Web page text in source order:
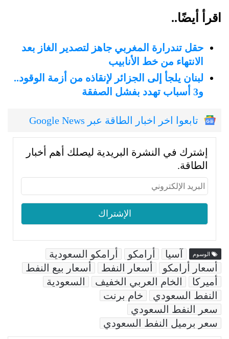
اقرأ أيضًا..
حقل تندرارة المغربي جاهز لتصدير الغاز بعد
الانتهاء من خط الأنابيب
لبنان يلجأ إلى الجزائر لإنقاذه من أزمة الوقود..
و3 أسباب تهدد بفشل الصفقة
تابعوا اخر اخبار الطاقة عبر Google News
إشترك في النشرة البريدية ليصلك أهم أخبار
الطاقة.
الوسوم آسيا أرامكو
أرامكو السعودية
أسعار أرامكو
أسعار النفط
أسعار بيع النفط
أميركا
الخام العربي الخفيف
السعودية
النفط السعودي
خام برنت
سعر النفط السعودي
سعر برميل النفط السعودي